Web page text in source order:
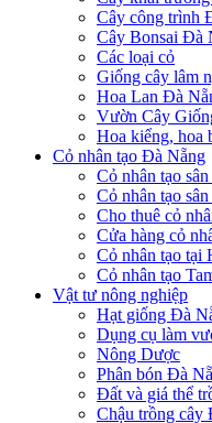
Cây công trình
Cây Bonsai Đà
Các loại cỏ
Giống cây lâm
Hoa Lan Đà
Vườn Cây
Hoa kiểng, hoa
Cỏ nhân tạo Đà Nẵng
Cỏ nhân tạo
Cỏ nhân tạo
Cho thuê cỏ
Cửa hàng cỏ
Cỏ nhân tạo tại
Cỏ nhân tạo
Vật tư nông nghiệp
Hạt giống Đà
Dụng cụ làm
Nông Dược
Phân bón Đà
Đất và giá thể
Chậu trồng cây